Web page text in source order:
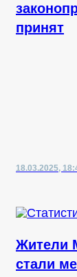
принят
18.03.2025,
Жители
стали